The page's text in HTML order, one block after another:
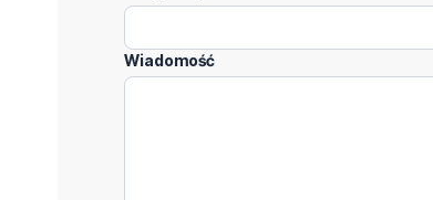
Wiadomość